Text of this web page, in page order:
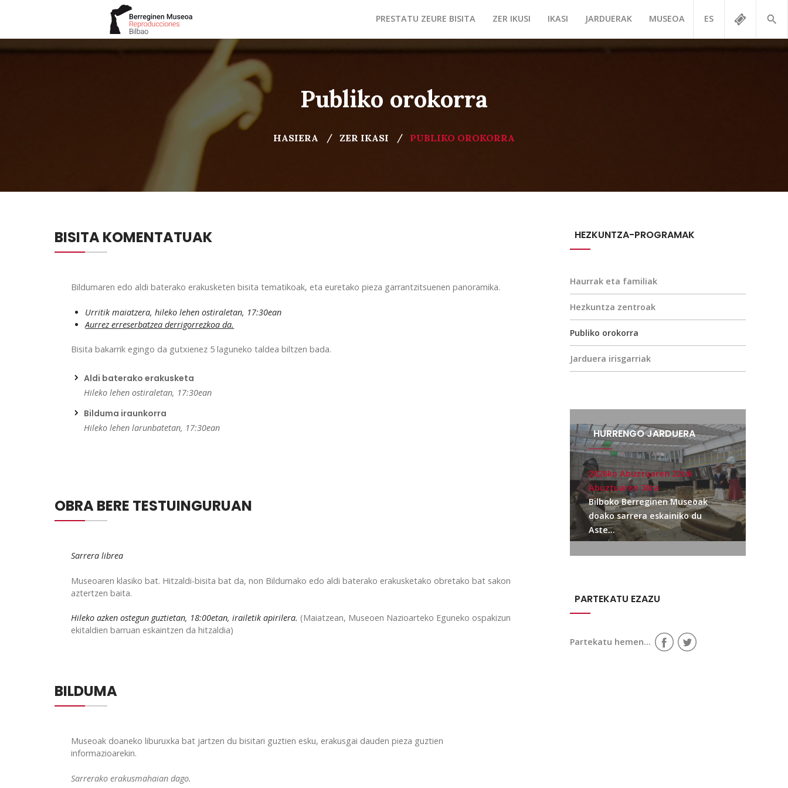
ES
PRESTATU ZEURE BISITA ZER IKUSI IKASI JARDUERAK MUSEOA
Publiko orokorra
HASIERA ZER IKASI PUBLIKO OROKORRA
BISITA KOMENTATUAK
Bildumaren edo aldi baterako erakusketen bisita tematikoak, eta euretako pieza garrantzitsuenen panoramika.
Urritik maiatzera, hileko lehen ostiraletan, 17:30ean
Aurrez erreserbatzea derrigorrezkoa da.
Bisita bakarrik egingo da gutxienez 5 laguneko taldea biltzen bada.
Aldi baterako erakusketa
Hileko lehen ostiraletan, 17:30ean
Bilduma iraunkorra
Hileko lehen larunbatetan, 17:30ean
OBRA BERE TESTUINGURUAN
Sarrera librea
Museoaren klasiko bat. Hitzaldi-bisita bat da, non Bildumako edo aldi baterako erakusketako obretako bat sakon
aztertzen baita.
Hileko azken ostegun guztietan, 18:00etan, irailetik apirilera. (Maiatzean, Museoen Nazioarteko Eguneko ospakizun
ekitaldien barruan eskaintzen da hitzaldia)
BILDUMA
Museoak doaneko liburuxka bat jartzen du bisitari guztien esku, erakusgai dauden pieza guztien
informazioarekin.
Sarrerako erakusmahaian dago.
HEZKUNTZA-PROGRAMAK
Haurrak eta familiak
Hezkuntza zentroak
Publiko orokorra
Jarduera irisgarriak
HURRENGO JARDUERA
2026ko Abuztuaren 22tik
Abuztuaren 30ra
Bilboko Berreginen Museoak
doako sarrera eskainiko du
Aste...
PARTEKATU EZAZU
Partekatu hemen...